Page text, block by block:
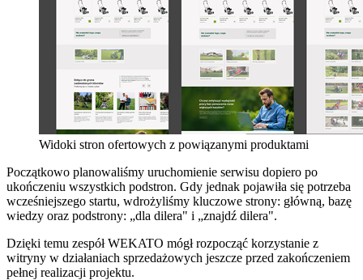
Widoki stron ofertowych z powiązanymi produktami
Początkowo planowaliśmy uruchomienie serwisu dopiero po
ukończeniu wszystkich podstron. Gdy jednak pojawiła się potrzeba
wcześniejszego startu, wdrożyliśmy kluczowe strony: główną, bazę
wiedzy oraz podstrony: „dla dilera" i „znajdź dilera".
Dzięki temu zespół WEKATO mógł rozpocząć korzystanie z
witryny w działaniach sprzedażowych jeszcze przed zakończeniem
pełnej realizacji projektu.